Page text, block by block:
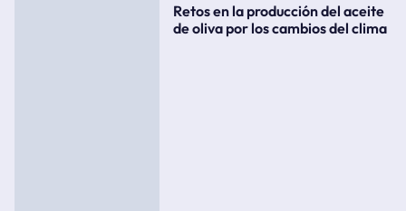
Retos en la producción del aceite
de oliva por los cambios del clima